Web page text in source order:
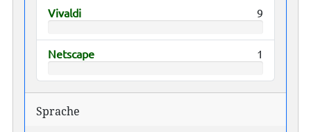
Vivaldi 9
Netscape 1
Sprache